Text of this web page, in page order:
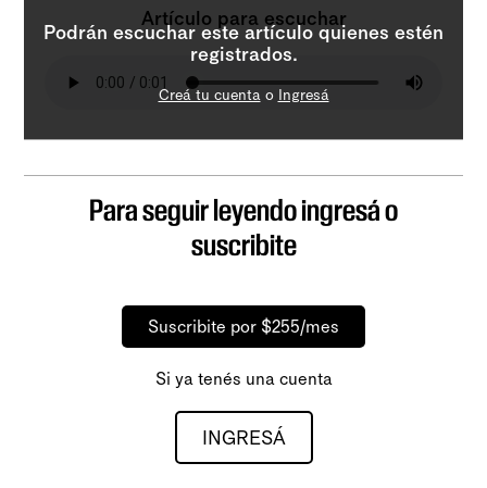
Podrán escuchar este artículo quienes estén
registrados.
Creá tu cuentao Ingresá
Artículo para escuchar
Para seguir leyendo ingresá o
suscribite
Suscribite por $255/mes
Si ya tenés una cuenta
INGRESÁ